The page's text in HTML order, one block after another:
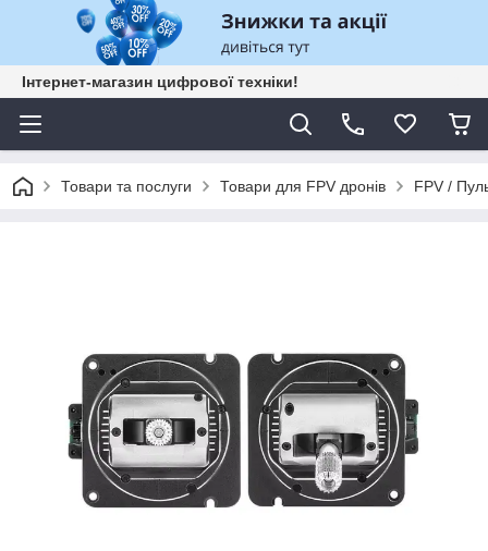
Інтернет-магазин цифрової техніки!
Товари та послуги Товари для FPV дронів FPV /